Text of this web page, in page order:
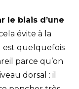
le biais d’une
évite à la
est quelquefois
parce qu’on
dorsal : il